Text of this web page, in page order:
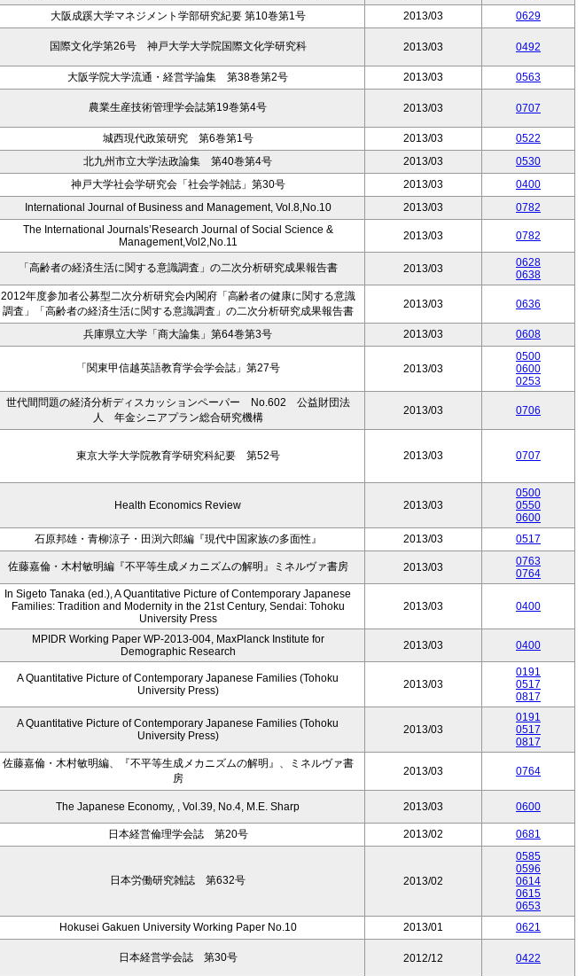
大阪成蹊大学マネジメント学部研究紀要 第10巻第1号 2013/03
0629
国際文化学第26号 神戸大学大学院国際文化学研究科 2013/03 0492
大阪学院大学流通・経営学論集 第38巻第2号 2013/03 0563
農業生産技術管理学会誌第19巻第4号 2013/03 0707
城西現代政策研究 第6巻第1号 2013/03
0522
北九州市立大学法政論集 第40巻第4号 2013/03
0530
神戸大学社会学研究会「社会学雑誌」第30号 2013/03
0400
International Journal of Business and Management, Vol.8,No.10 2013/03
0782
The International Journals’Research Journal of Social Science &
Management,Vol2,No.11
2013/03 0782
「高齢者の経済生活に関する意識調査」の二次分析研究成果報告書 2013/03
0628
0638
2012年度参加者公募型二次分析研究会内閣府「高齢者の健康に関する意識
調査」「高齢者の経済生活に関する意識調査」の二次分析研究成果報告書
2013/03 0636
兵庫県立大学「商大論集」第64巻第3号 2013/03 0608
「関東甲信越英語教育学会学会誌」第27号 2013/03
0500
0600
0253
世代間問題の経済分析ディスカッションペーパー No.602 公益財団法
人 年金シニアプラン総合研究機構
2013/03 0706
東京大学大学院教育学研究科紀要 第52号 2013/03 0707
Health Economics Review 2013/03
0500
0550
0600
石原邦雄・青柳涼子・田渕六郎編『現代中国家族の多面性』 2013/03 0517
佐藤嘉倫・木村敏明編『不平等生成メカニズムの解明』ミネルヴァ書房 2013/03
0763
0764
In Sigeto Tanaka (ed.), A Quantitative Picture of Contemporary Japanese
Families: Tradition and Modernity in the 21st Century, Sendai: Tohoku
University Press
2013/03 0400
MPIDR Working Paper WP-2013-004, MaxPlanck Institute for
Demographic Research
2013/03 0400
A Quantitative Picture of Contemporary Japanese Families (Tohoku
University Press)
2013/03
0191
0517
0817
A Quantitative Picture of Contemporary Japanese Families (Tohoku
University Press)
2013/03
0191
0517
0817
佐藤嘉倫・木村敏明編、『不平等生成メカニズムの解明』、ミネルヴァ書
房
2013/03 0764
The Japanese Economy, , Vol.39, No.4, M.E. Sharp 2013/03 0600
日本経営倫理学会誌 第20号 2013/02 0681
日本労働研究雑誌 第632号 2013/02
0585
0596
0614
0615
0653
Hokusei Gakuen University Working Paper No.10 2013/01
0621
日本経営学会誌 第30号 2012/12 0422